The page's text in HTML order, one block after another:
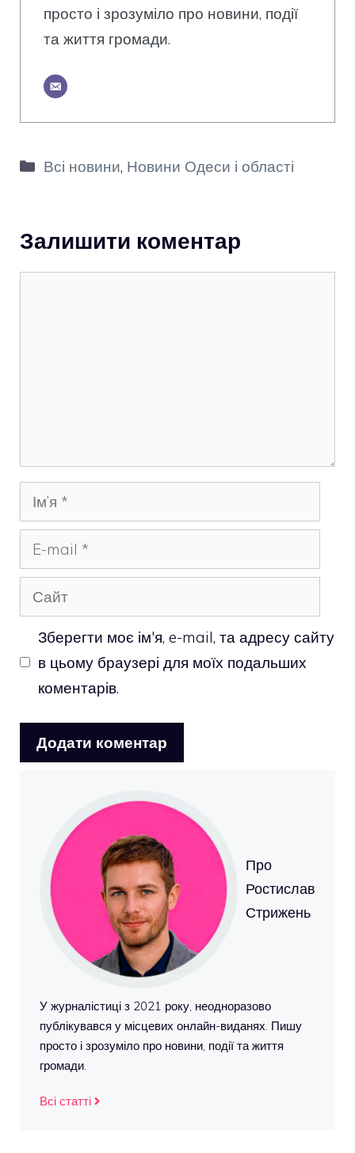
просто і зрозуміло про новини, події
та життя громади.
Категорії
Всі новини, Новини Одеси і області
Залишити коментар
Ім’я
mail
Сайт
Зберегти моє ім'я, e-mail, та адресу сайту
в цьому браузері для моїх подальших
коментарів.
Про
Ростислав
Стрижень
У журналістиці з 2021 року, неодноразово
публікувався у місцевих онлайн-виданях. Пишу
просто і зрозуміло про новини, події та життя
громади.
Всі статті